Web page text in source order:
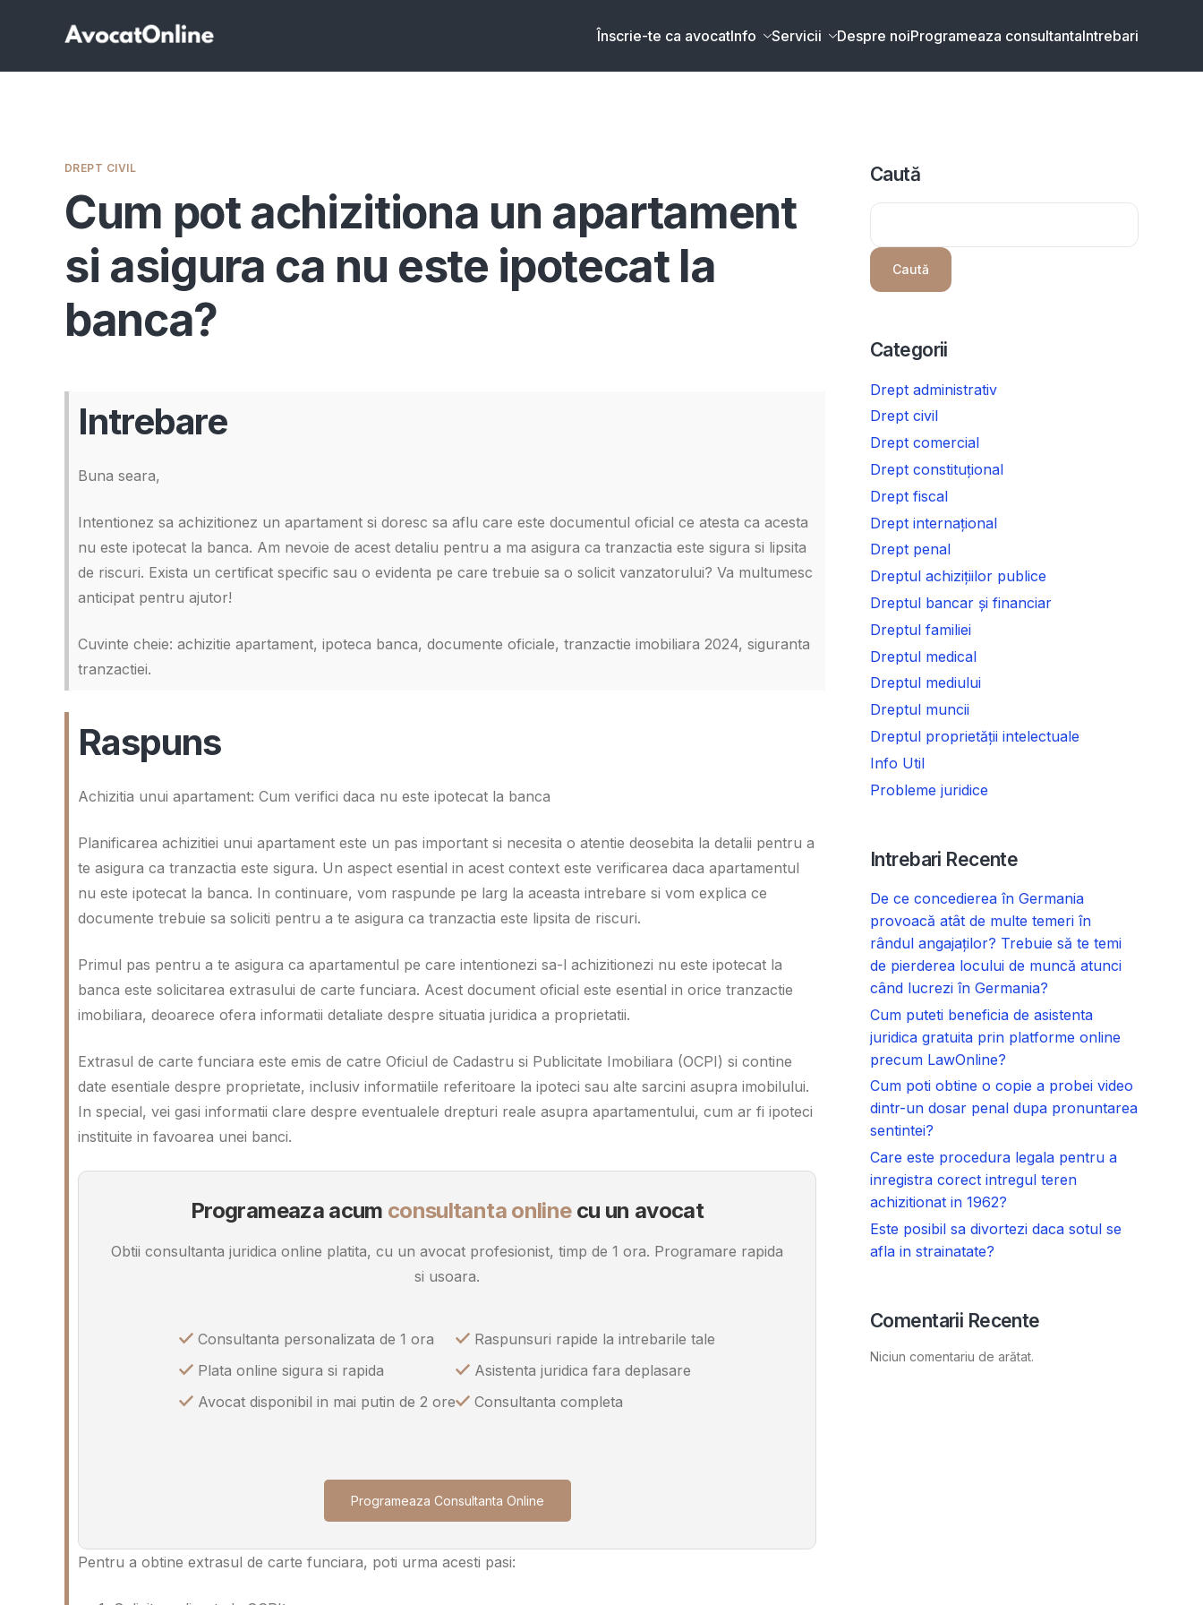
Înscrie-te ca avocatInfo Servicii Despre noiProgrameaza consultantaIntrebari
DREPT CIVIL
Cum pot achizitiona un apartament
si asigura ca nu este ipotecat la
banca?
Intrebare
Buna seara,
Intentionez sa achizitionez un apartament si doresc sa aflu care este documentul oficial ce atesta ca acesta
nu este ipotecat la banca. Am nevoie de acest detaliu pentru a ma asigura ca tranzactia este sigura si lipsita
de riscuri. Exista un certificat specific sau o evidenta pe care trebuie sa o solicit vanzatorului? Va multumesc
anticipat pentru ajutor!
Cuvinte cheie: achizitie apartament, ipoteca banca, documente oficiale, tranzactie imobiliara 2024, siguranta
tranzactiei.
Raspuns
Achizitia unui apartament: Cum verifici daca nu este ipotecat la banca
Planificarea achizitiei unui apartament este un pas important si necesita o atentie deosebita la detalii pentru a
te asigura ca tranzactia este sigura. Un aspect esential in acest context este verificarea daca apartamentul
nu este ipotecat la banca. In continuare, vom raspunde pe larg la aceasta intrebare si vom explica ce
documente trebuie sa soliciti pentru a te asigura ca tranzactia este lipsita de riscuri.
Primul pas pentru a te asigura ca apartamentul pe care intentionezi sa-l achizitionezi nu este ipotecat la
banca este solicitarea extrasului de carte funciara. Acest document oficial este esential in orice tranzactie
imobiliara, deoarece ofera informatii detaliate despre situatia juridica a proprietatii.
Extrasul de carte funciara este emis de catre Oficiul de Cadastru si Publicitate Imobiliara (OCPI) si contine
date esentiale despre proprietate, inclusiv informatiile referitoare la ipoteci sau alte sarcini asupra imobilului.
In special, vei gasi informatii clare despre eventualele drepturi reale asupra apartamentului, cum ar fi ipoteci
instituite in favoarea unei banci.
Programeaza acum consultanta onlinecu un avocat
Obtii consultanta juridica online platita, cu un avocat profesionist, timp de 1 ora. Programare rapida
si usoara.
Consultanta personalizata de 1 ora
Plata online sigura si rapida
Avocat disponibil in mai putin de 2 ore
Raspunsuri rapide la intrebarile tale
Asistenta juridica fara deplasare
Consultanta completa
Programeaza Consultanta Online
Pentru a obtine extrasul de carte funciara, poti urma acesti pasi:
Caută
Caută
Categorii
Drept administrativ
Drept civil
Drept comercial
Drept constituțional
Drept fiscal
Drept internațional
Drept penal
Dreptul achizițiilor publice
Dreptul bancar și financiar
Dreptul familiei
Dreptul medical
Dreptul mediului
Dreptul muncii
Dreptul proprietății intelectuale
Info Util
Probleme juridice
Intrebari Recente
De ce concedierea în Germania
provoacă atât de multe temeri în
rândul angajaților? Trebuie să te temi
de pierderea locului de muncă atunci
când lucrezi în Germania?
Cum puteti beneficia de asistenta
juridica gratuita prin platforme online
precum LawOnline?
Cum poti obtine o copie a probei video
dintr-un dosar penal dupa pronuntarea
sentintei?
Care este procedura legala pentru a
inregistra corect intregul teren
achizitionat in 1962?
Este posibil sa divortezi daca sotul se
afla in strainatate?
Comentarii Recente
Niciun comentariu de arătat.